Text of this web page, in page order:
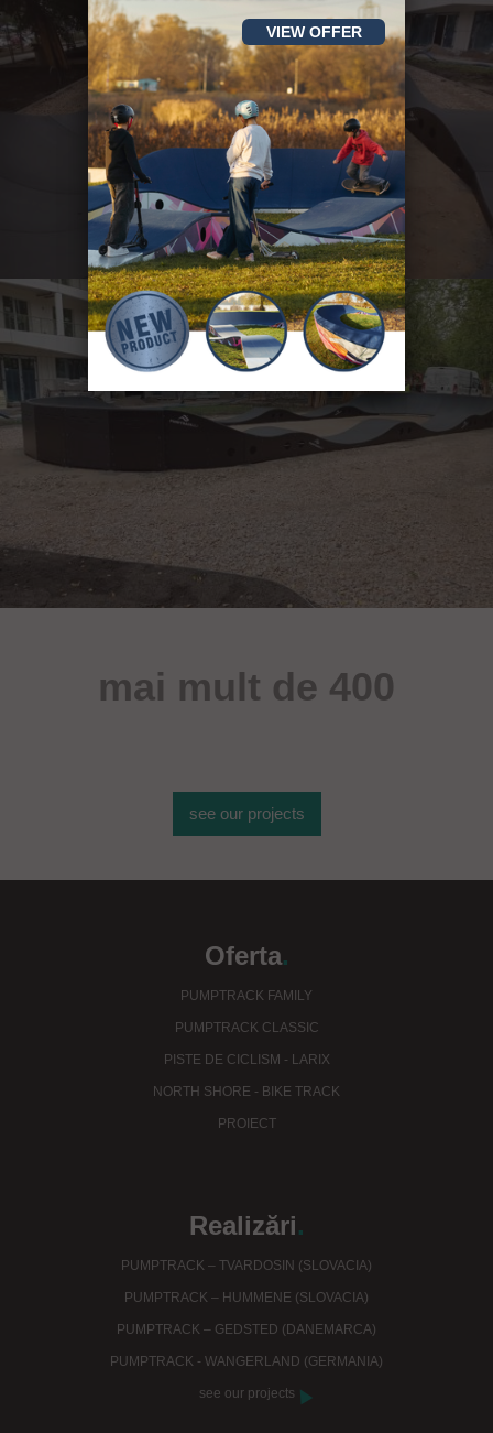
mai mult de 400
see our projects
Oferta.
PUMPTRACK FAMILY
PUMPTRACK CLASSIC
PISTE DE CICLISM - LARIX
NORTH SHORE - BIKE TRACK
PROIECT
Realizări.
PUMPTRACK – TVARDOSIN (SLOVACIA)
PUMPTRACK – HUMMENE (SLOVACIA)
PUMPTRACK – GEDSTED (DANEMARCA)
PUMPTRACK - WANGERLAND (GERMANIA)
see our projects
VIEW OFFER